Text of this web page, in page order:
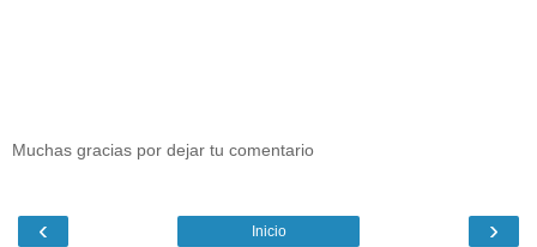
Muchas gracias por dejar tu comentario
‹ ›
Inicio